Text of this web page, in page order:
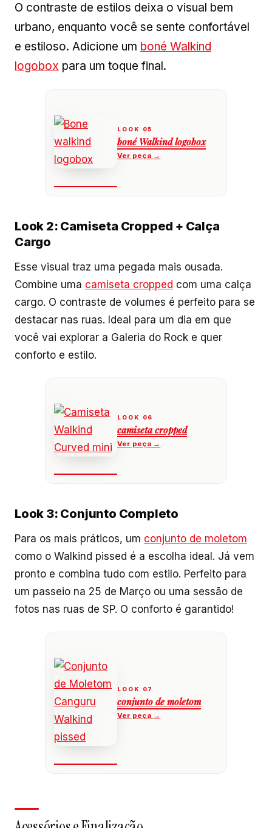
O contraste de estilos deixa o visual bem
urbano, enquanto você se sente confortável
e estiloso. Adicione um boné Walkind
logobox para um toque final.
boné Walkind logobox
Look 2: Camiseta Cropped + Calça
Cargo
Esse visual traz uma pegada mais ousada.
Combine uma camiseta cropped com uma calça
cargo. O contraste de volumes é perfeito para se
destacar nas ruas. Ideal para um dia em que
você vai explorar a Galeria do Rock e quer
conforto e estilo.
camiseta cropped
Look 3: Conjunto Completo
Para os mais práticos, um conjunto de moletom
como o Walkind pissed é a escolha ideal. Já vem
pronto e combina tudo com estilo. Perfeito para
um passeio na 25 de Março ou uma sessão de
fotos nas ruas de SP. O conforto é garantido!
conjunto de moletom